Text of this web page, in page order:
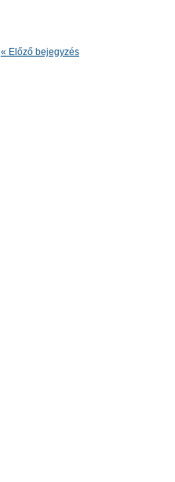
« Előző bejegyzés